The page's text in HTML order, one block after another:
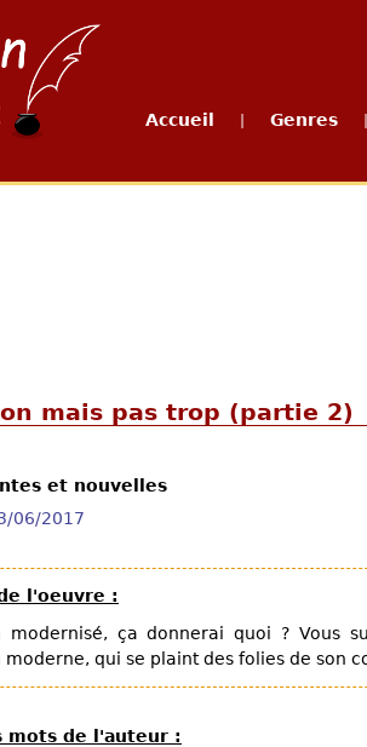
Accueil Genres
mais pas trop (partie 2)
et nouvelles
06/2017
l'oeuvre :
modernisé, ça donnerai quoi ? Vous
qui se plaint des folies de son
mots de l'auteur :